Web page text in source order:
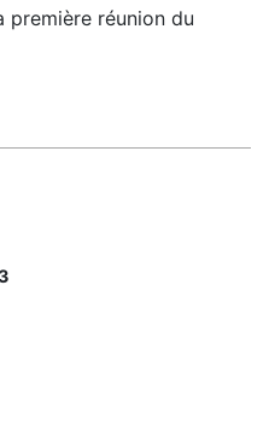
première réunion du